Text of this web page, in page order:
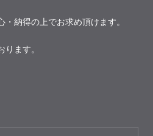
納得の上でお求め頂けます。
ます。